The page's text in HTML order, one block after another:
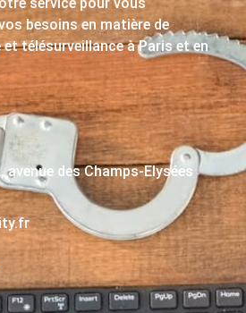
besoins en matière de
télésurveillance à Paris et en
avenue des Champs-Elysées